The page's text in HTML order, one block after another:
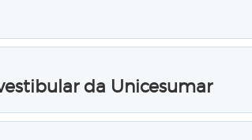
da Unicesumar